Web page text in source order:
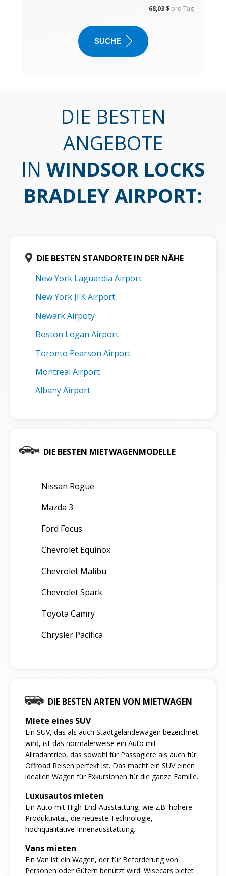
68,03 $ pro Tag
SUCHE
DIE BESTEN
ANGEBOTE
IN WINDSOR LOCKS
BRADLEY AIRPORT:
DIE BESTEN STANDORTE IN DER NÄHE
New York Laguardia Airport
New York JFK Airport
Newark Airpoty
Boston Logan Airport
Toronto Pearson Airport
Montreal Airport
Albany Airport
DIE BESTEN MIETWAGENMODELLE
Nissan Rogue
Mazda 3
Ford Focus
Chevrolet Equinox
Chevrolet Malibu
Chevrolet Spark
Toyota Camry
Chrysler Pacifica
DIE BESTEN ARTEN VON MIETWAGEN
Miete eines SUV
Ein SUV, das als auch Stadtgeländewagen bezeichnet
wird, ist das normalerweise ein Auto mit
Allradantrieb, das sowohl für Passagiere als auch für
Offroad Reisen perfekt ist. Das macht ein SUV einen
ideallen Wagen für Exkursionen für die ganze Familie.
Luxusautos mieten
Ein Auto mit High-End-Ausstattung, wie z.B. höhere
Produktivität, die neueste Technologie,
hochqualitative Innenausstattung.
Vans mieten
Ein Van ist ein Wagen, der für Beförderung von
Personen oder Gütern benutzt wird. Wisecars bietet